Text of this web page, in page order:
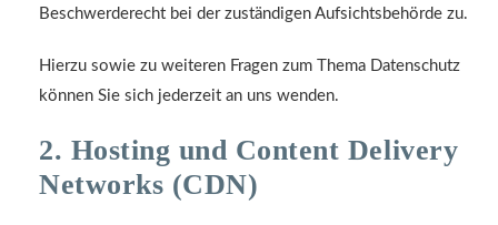
Beschwerderecht bei der zuständigen Aufsichtsbehörde zu.
Hierzu sowie zu weiteren Fragen zum Thema Datenschutz
können Sie sich jederzeit an uns wenden.
2. Hosting und Content Delivery
Networks (CDN)